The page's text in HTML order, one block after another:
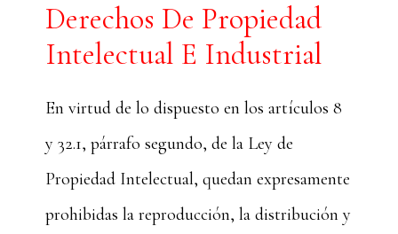
Derechos De Propiedad
Intelectual E Industrial
En virtud de lo dispuesto en los artículos 8
y 32.1, párrafo segundo, de la Ley de
Propiedad Intelectual, quedan expresamente
prohibidas la reproducción, la distribución y